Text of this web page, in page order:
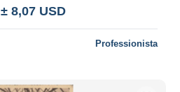
± 8,07 USD
Professionista